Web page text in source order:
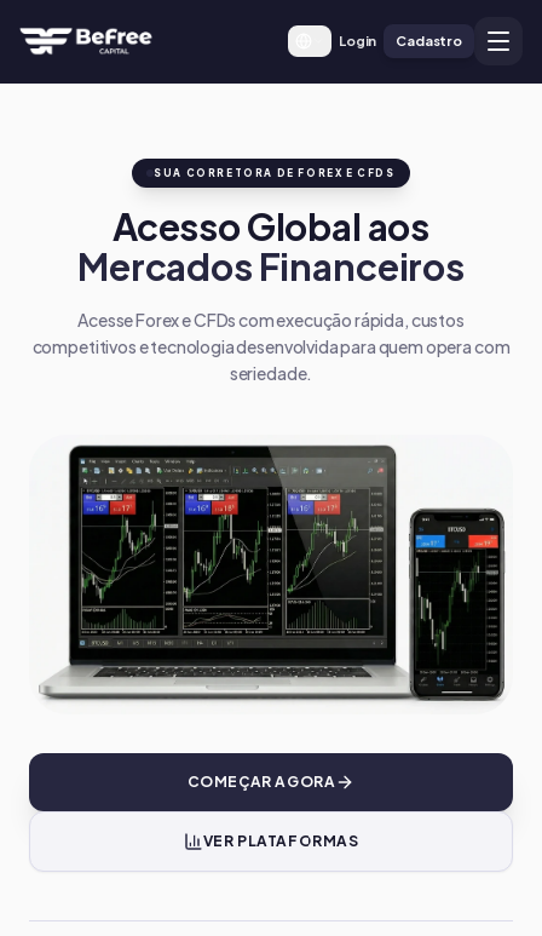
Login Cadastro
SUA CORRETORA DE FOREX E CFDS
Acesso Global aos
Mercados Financeiros
Acesse Forex e CFDs com execução rápida, custos
competitivos e tecnologia desenvolvida para quem opera com
seriedade.
COMEÇAR AGORA
VER PLATAFORMAS